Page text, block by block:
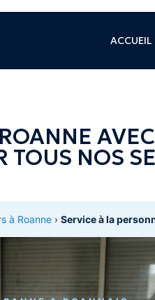
ACCUEIL
TOUS NOS
à Roanne › Service à la